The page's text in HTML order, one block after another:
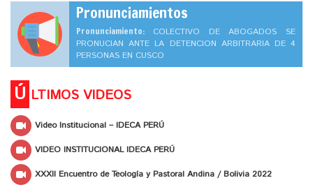
Pronunciamientos
Pronunciamiento: COLECTIVO DE ABOGADOS SE
PRONUCIAN ANTE LA DETENCION ARBITRARIA DE 4
PERSONAS EN CUSCO
Ú LTIMOS VIDEOS
Video Institucional – IDECA PERÚ
VIDEO INSTITUCIONAL IDECA PERÚ
XXXII Encuentro de Teología y Pastoral Andina / Bolivia 2022